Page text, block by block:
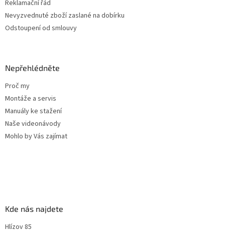
Reklamační řád
Nevyzvednuté zboží zaslané na dobírku
Odstoupení od smlouvy
Nepřehlédněte
Proč my
Montáže a servis
Manuály ke stažení
Naše videonávody
Mohlo by Vás zajímat
Kde nás najdete
Hlízov 85